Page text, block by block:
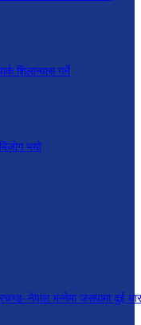
शिलान्यास गर्ने
भयो
भन्नेमा जसपामा दुई धार